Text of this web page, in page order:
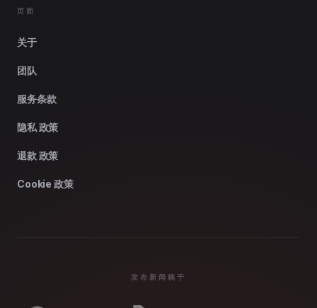
页面
关于
团队
服务条款
隐私 政策
退款 政策
Cookie 政策
发布新闻稿于